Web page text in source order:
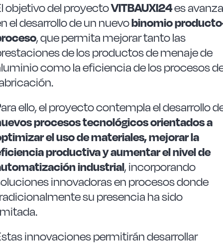
objetivo del proyectoVITBAUXI24es
el desarrollo de un nuevobinomio
, que permita mejorar tanto las
de los productos de menaje de
como la eficiencia de los procesos
ello, el proyecto contempla el desarrollo
procesos tecnológicos orientados a
el uso de materiales, mejorar la
productiva y aumentar el nivel de
industrial, incorporando
innovadoras en procesos donde
su presencia ha sido
innovaciones permitirán desarrollar